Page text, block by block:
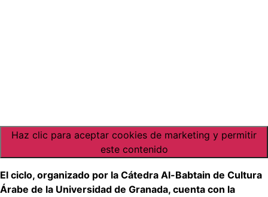
Haz clic para aceptar cookies de marketing y permitir
este contenido
El ciclo, organizado por la Cátedra Al-Babtain de Cultura
Árabe de la Universidad de Granada, cuenta con la